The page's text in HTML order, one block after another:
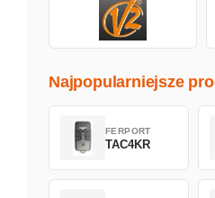
Najpopularniejsze
FERPORT
TAC4KR